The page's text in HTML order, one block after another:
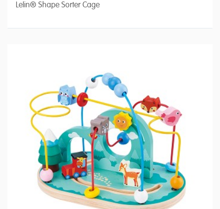
Lelin® Shape Sorter Cage